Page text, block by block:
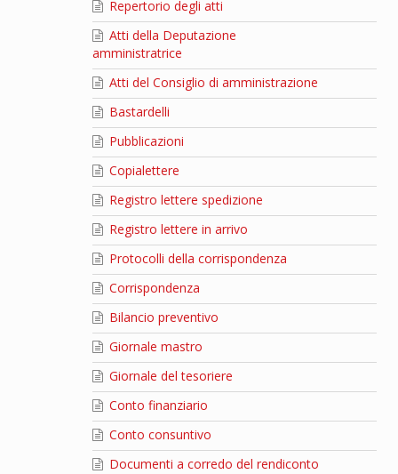
Repertorio degli atti
Atti della Deputazione
amministratrice
Atti del Consiglio di amministrazione
Bastardelli
Pubblicazioni
Copialettere
Registro lettere spedizione
Registro lettere in arrivo
Protocolli della corrispondenza
Corrispondenza
Bilancio preventivo
Giornale mastro
Giornale del tesoriere
Conto finanziario
Conto consuntivo
Documenti a corredo del rendiconto